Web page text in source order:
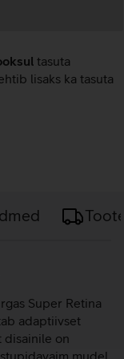
tasuta
lisaks ka tasuta
Super Retina
adaptiivset
disainile on
mudel.